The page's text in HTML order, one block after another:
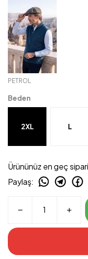
PETROL
Beden
2XL L
Ürününüz en geç
Paylaş: